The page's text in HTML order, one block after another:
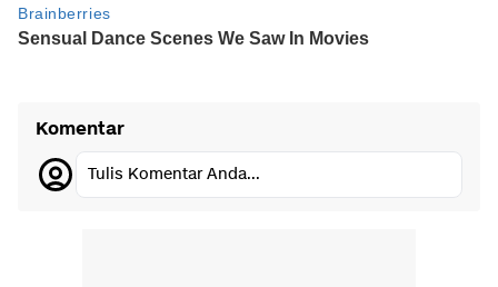
Komentar
Tulis Komentar Anda...